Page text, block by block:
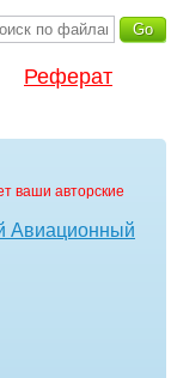
Реферат
ваши авторские
Авиационный